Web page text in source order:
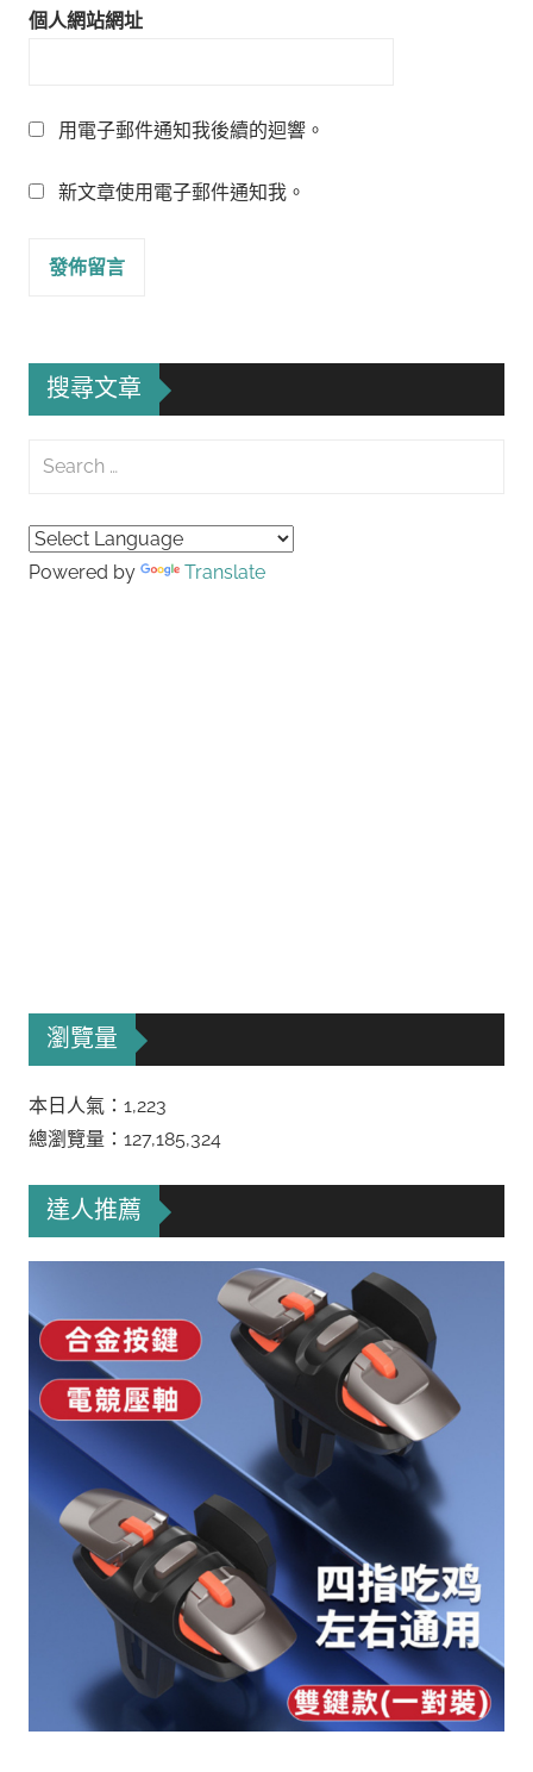
個人網站網址
用電子郵件通知我後續的迴響。
新文章使用電子郵件通知我。
搜尋文章
Search
Powered by Translate
瀏覽量
本日人氣：1,223
總瀏覽量：127,185,324
達人推薦